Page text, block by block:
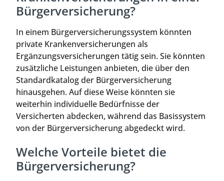
Bürgerversicherung?
In einem Bürgerversicherungssystem könnten
private Krankenversicherungen als
Ergänzungsversicherungen tätig sein. Sie könnten
zusätzliche Leistungen anbieten, die über den
Standardkatalog der Bürgerversicherung
hinausgehen. Auf diese Weise könnten sie
weiterhin individuelle Bedürfnisse der
Versicherten abdecken, während das Basissystem
von der Bürgerversicherung abgedeckt wird.
Welche Vorteile bietet die
Bürgerversicherung?